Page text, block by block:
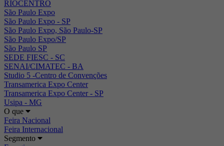
RIOCENTRO
São Paulo Expo
São Paulo Expo - SP
São Paulo Expo, São Paulo-SP
São Paulo Expo/SP
São Paulo SP
SEDE FIESC - SC
SENAI/CIMATEC - BA
Studio 5 -Centro de Convenções
Transamerica Expo Center
Transamerica Expo Center - SP
Usipa - MG
O que
Feira Nacional
Feira Internacional
Segmento